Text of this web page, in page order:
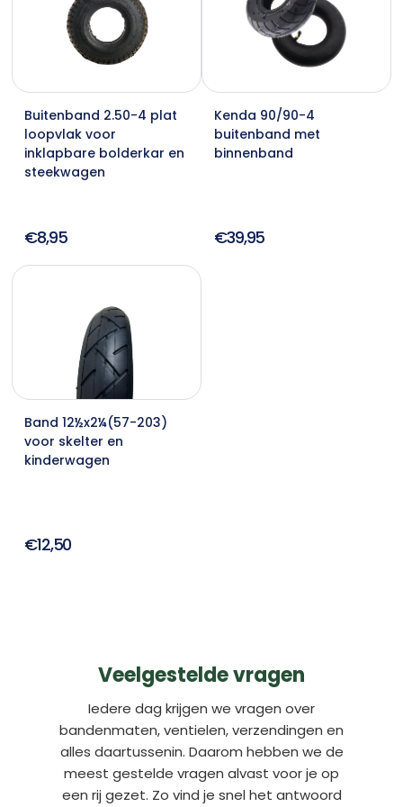
Buitenband 2.50-4 plat
loopvlak voor
inklapbare bolderkar en
steekwagen
€8,95
Kenda 90/90-4
buitenband met
binnenband
€39,95
Band 12½x2¼(57-203)
voor skelter en
kinderwagen
€12,50
Veelgestelde vragen
Iedere dag krijgen we vragen over
bandenmaten, ventielen, verzendingen en
alles daartussenin. Daarom hebben we de
meest gestelde vragen alvast voor je op
een rij gezet. Zo vind je snel het antwoord